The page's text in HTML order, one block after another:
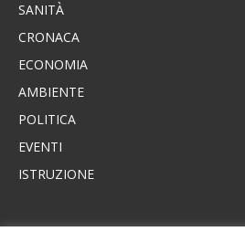
SANITÀ
CRONACA
ECONOMIA
AMBIENTE
POLITICA
EVENTI
ISTRUZIONE